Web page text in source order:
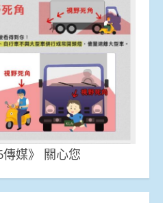
傳媒》 關心您